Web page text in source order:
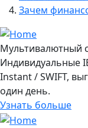
Зачем
Мультивалютный
Индивидуальные
Instant / SWIFT,
один день.
Узнать больше